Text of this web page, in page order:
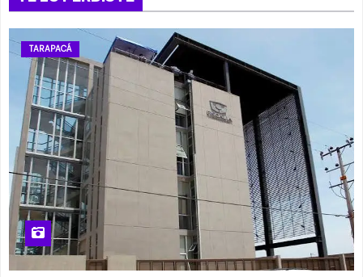
Jueves
14 de agosto
Viernes 30°C 18°C
15 de agosto
Sábado 26°C 15°C
TARAPACÁ